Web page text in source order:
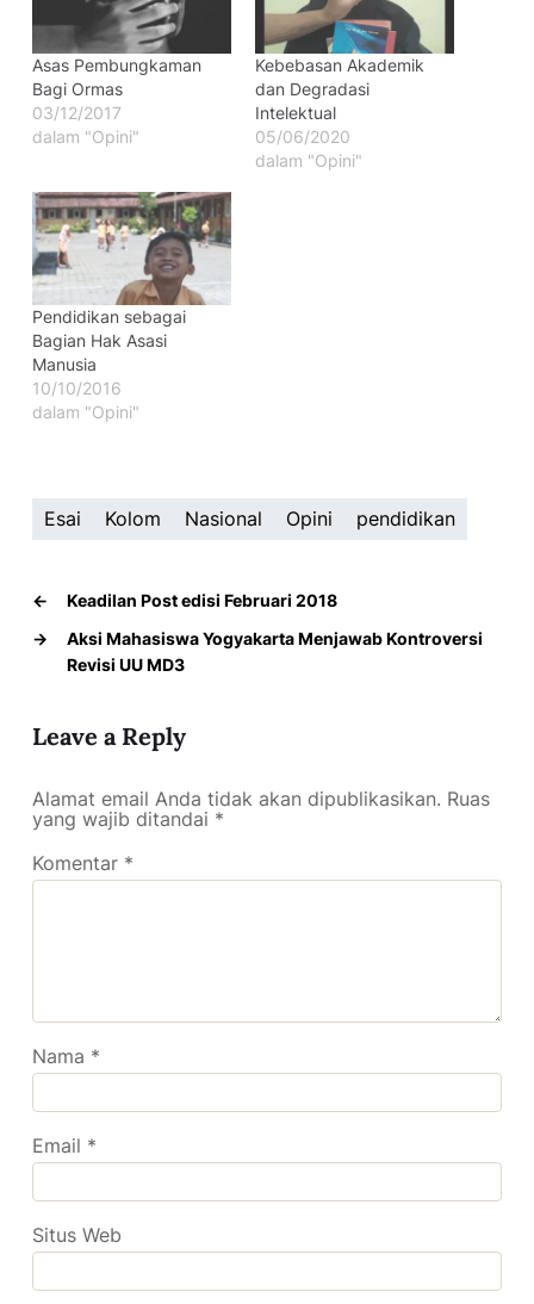
Asas Pembungkaman
Bagi Ormas
03/12/2017
dalam "Opini"
Kebebasan Akademik
dan Degradasi
Intelektual
05/06/2020
dalam "Opini"
Pendidikan sebagai
Bagian Hak Asasi
Manusia
10/10/2016
dalam "Opini"
Esai Kolom Nasional Opini pendidikan
←
Keadilan Post edisi Februari 2018
→
Aksi Mahasiswa Yogyakarta Menjawab Kontroversi
Revisi UU MD3
Leave a Reply
Alamat email Anda tidak akan dipublikasikan. Ruas
yang wajib ditandai *
Komentar *
Nama *
Email *
Situs Web